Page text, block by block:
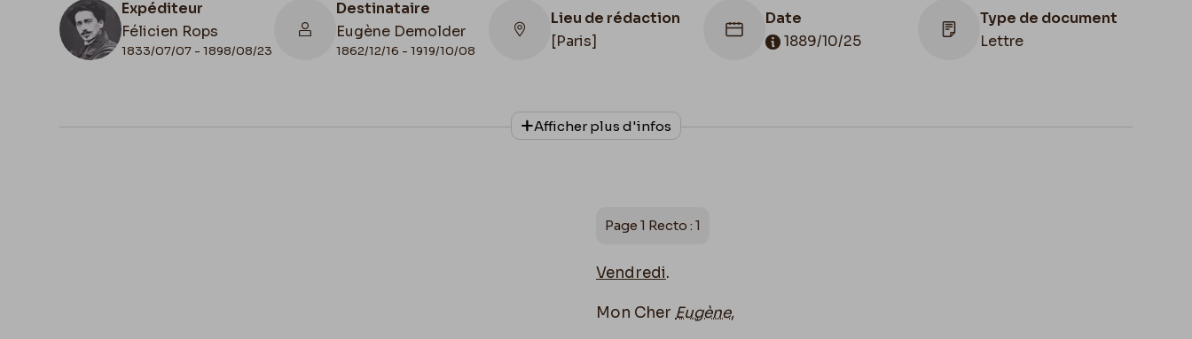
Expéditeur
Félicien Rops
1833/07/07 - 1898/08/23
Destinataire
Eugène Demolder
1862/12/16 - 1919/10/08
Lieu de rédaction
[Paris]
Date
1889/10/25
Type de document
Lettre
Date de fin
1889/10/25
Afficher plus d'infos
Page 1 Recto : 1
Vendredi.
Mon Cher Eugène,